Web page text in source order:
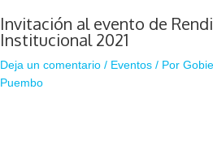
Invitación al evento de
Institucional 2021
Deja un comentario / Eventos / Por
Puembo